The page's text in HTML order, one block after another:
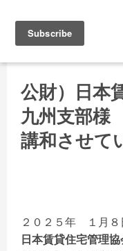
公財）日本
九州支部
講和させて
２０２５年 １月
日本賃貸住宅管理